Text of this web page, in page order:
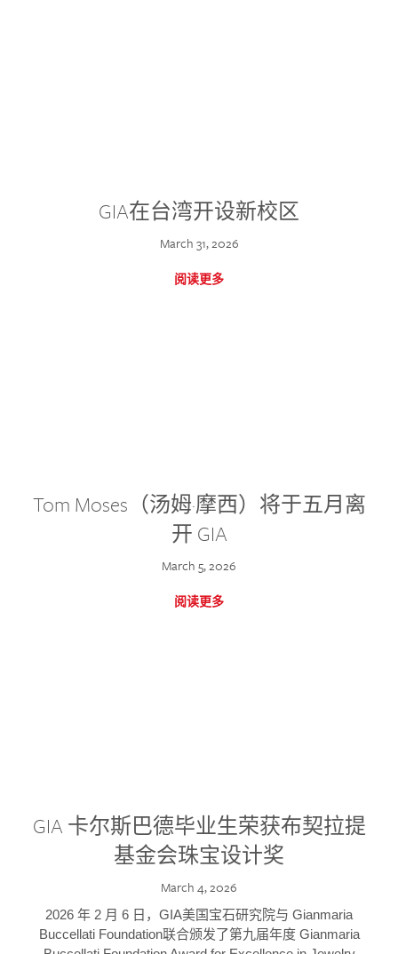
GIA在台湾开设新校区
March 31, 2026
阅读更多
Tom Moses（汤姆·摩西）将于五月离
开 GIA
March 5, 2026
阅读更多
GIA 卡尔斯巴德毕业生荣获布契拉提
基金会珠宝设计奖
March 4, 2026
2026 年 2 月 6 日，GIA美国宝石研究院与 Gianmaria
Buccellati Foundation联合颁发了第九届年度 Gianmaria